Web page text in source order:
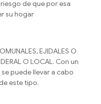
de que por esa
su hogar
EJIDALES O
O LOCAL. Con un
puede llevar a cabo
este tipo.